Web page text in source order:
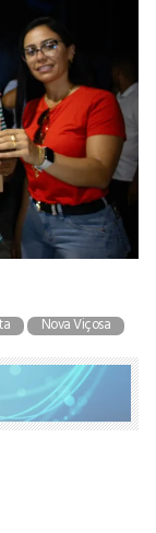
Nova Viçosa